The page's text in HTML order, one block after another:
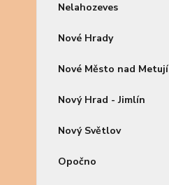
Nelahozeves
Nové Hrady
Nové Město nad Metují
Nový Hrad - Jimlín
Nový Světlov
Opočno